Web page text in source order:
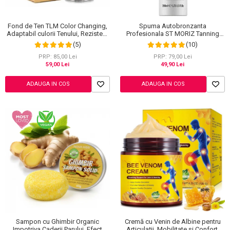
Scrub / Balsam de buze
Netestate pe Animale
Fond de Ten TLM Color Changing,
Adaptabil culorii Tenului, Rezistent
la Transfer 16H, SPF 15, 30 ml
(5)
PRP: 85,00 Lei
59,00 Lei
ADAUGA IN COS
Spuma Autobronzanta
Profesionala ST MORIZ Tanning
Mousse, Efect instant, Dark, 200 ml
(10)
PRP: 79,00 Lei
49,90 Lei
ADAUGA IN COS
Sampon cu Ghimbir Organic
Cremă cu Venin de Albine pentru